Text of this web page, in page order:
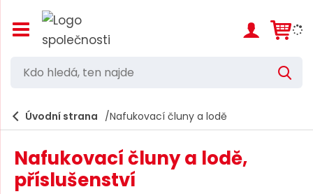
Z
o
t
/
h
e
d
V
d
Úvodní strana Nafukovací čluny a lodě
Nafukovací čluny a lodě,
příslušenství